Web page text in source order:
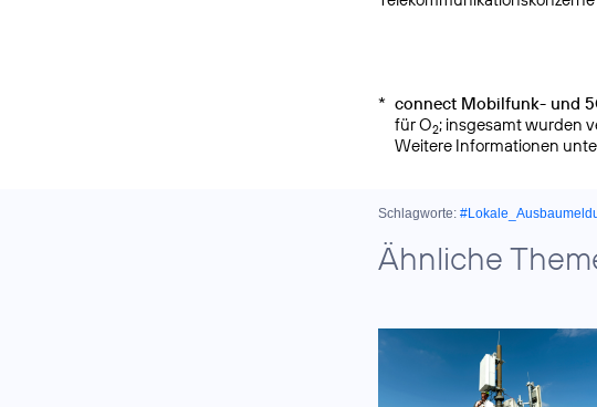
* connect Mobilfunk- und
für O2; insgesamt wurden
Weitere Informationen
Schlagworte:
Ähnliche